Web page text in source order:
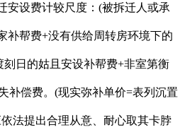
安设费计较尺度：(被拆迁人或承
补帮费+没有供给周转房环境下的
日的姑且安设补帮费+非室第衡
补偿费。(现实弥补单价=表列沉置
法提出合理从意、耐心取其卡脖